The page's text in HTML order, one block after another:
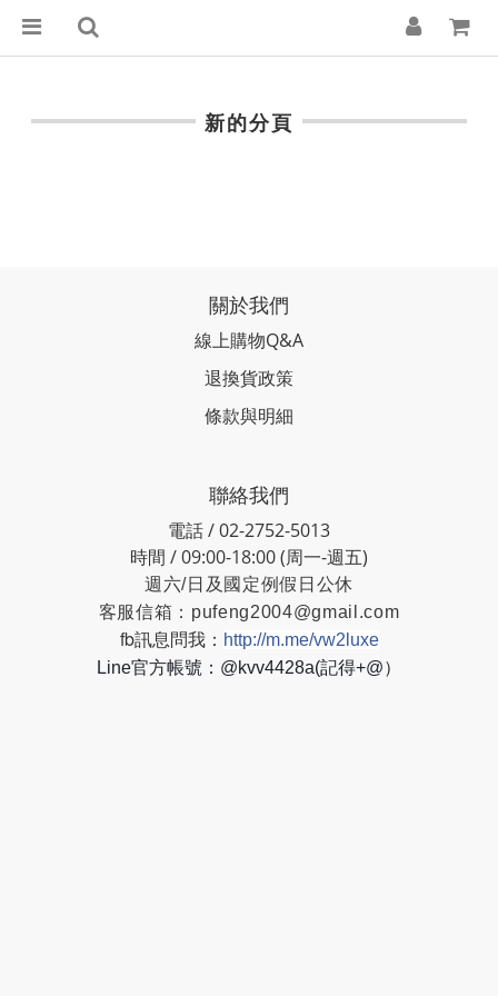
新的分頁
關於我們
線上購物Q&A
退換貨政策
條款與明細
聯絡我們
電話 / 02-2752-5013
時間 / 09:00-18:00 (周一-週五)
週六/日及國定例假日公休
客服信箱： pufeng2004@gmail.com
fb訊息問我： http://m.me/vw2luxe
Line官方帳號：@kvv4428a(記得+@）